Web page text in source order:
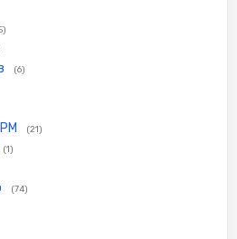
(6)
(21)
(1)
(74)